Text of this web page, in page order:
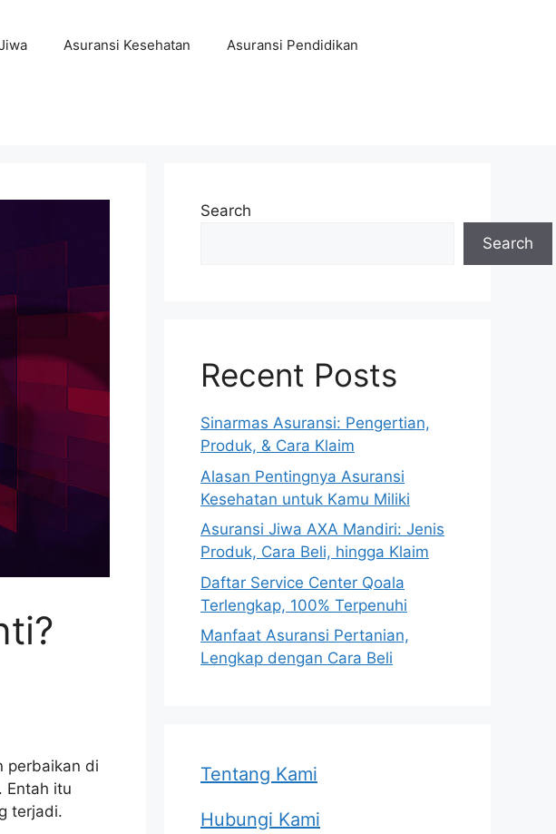
Asuransi Kesehatan Asuransi Pendidikan
perbaikan di
Entah itu
terjadi.
Search
Search
Recent Posts
Sinarmas Asuransi: Pengertian,
Produk, & Cara Klaim
Alasan Pentingnya Asuransi
Kesehatan untuk Kamu Miliki
Asuransi Jiwa AXA Mandiri: Jenis
Produk, Cara Beli, hingga Klaim
Daftar Service Center Qoala
Terlengkap, 100% Terpenuhi
Manfaat Asuransi Pertanian,
Lengkap dengan Cara Beli
Tentang Kami
Hubungi Kami